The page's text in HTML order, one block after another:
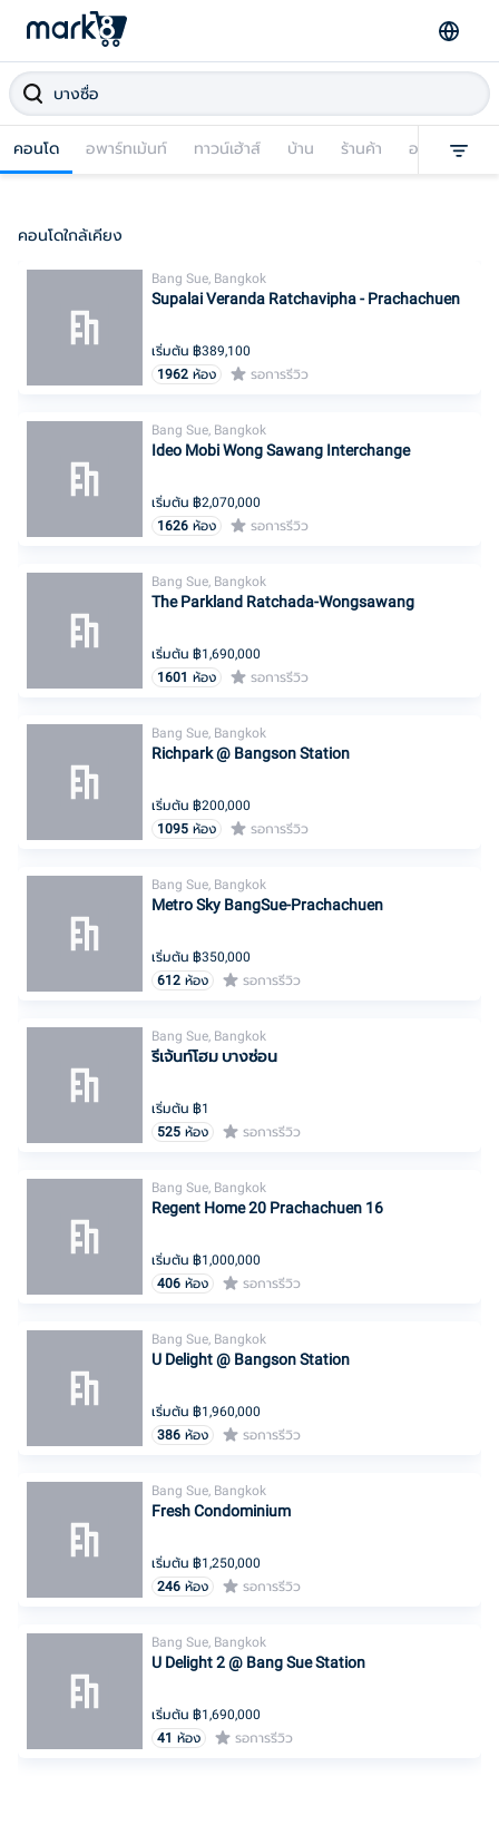
คอนโด อพาร์ทเม้นท์ ทาวน์เฮ้าส์ บ้าน ร้านค้า อาคารพาณิช
คอนโดใกล้เคียง
Bang Sue, Bangkok
Supalai Veranda Ratchavipha - Prachachuen
เริ่มต้น ฿389,100
1962 ห้อง รอการรีวิว
Bang Sue, Bangkok
Ideo Mobi Wong Sawang Interchange
เริ่มต้น ฿2,070,000
1626 ห้อง รอการรีวิว
Bang Sue, Bangkok
The Parkland Ratchada-Wongsawang
เริ่มต้น ฿1,690,000
1601 ห้อง รอการรีวิว
Bang Sue, Bangkok
Richpark @ Bangson Station
เริ่มต้น ฿200,000
1095 ห้อง รอการรีวิว
Bang Sue, Bangkok
Metro Sky BangSue-Prachachuen
เริ่มต้น ฿350,000
612 ห้อง รอการรีวิว
Bang Sue, Bangkok
รีเจ้นท์โฮม บางซ่อน
เริ่มต้น ฿1
525 ห้อง รอการรีวิว
Bang Sue, Bangkok
Regent Home 20 Prachachuen 16
เริ่มต้น ฿1,000,000
406 ห้อง รอการรีวิว
Bang Sue, Bangkok
U Delight @ Bangson Station
เริ่มต้น ฿1,960,000
386 ห้อง รอการรีวิว
Bang Sue, Bangkok
Fresh Condominium
เริ่มต้น ฿1,250,000
246 ห้อง รอการรีวิว
Bang Sue, Bangkok
U Delight 2 @ Bang Sue Station
เริ่มต้น ฿1,690,000
41 ห้อง รอการรีวิว